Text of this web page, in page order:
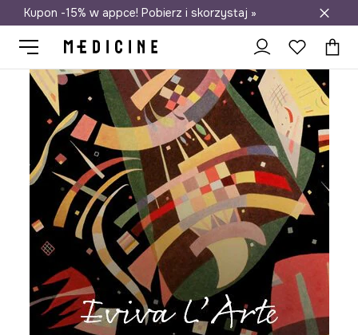
Darmowa dostawa do salonów
Kupon -15% w appce! Pobierz i skorzystaj »